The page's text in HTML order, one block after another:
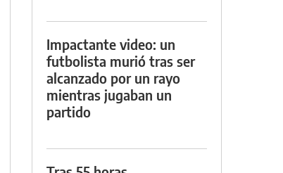
Impactante video: un
futbolista murió tras ser
alcanzado por un rayo
mientras jugaban un
partido